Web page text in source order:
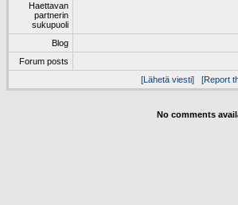
Haettavan
partnerin
sukupuoli
Blog
Forum posts
[Lähetä viesti]
[Report
No comments